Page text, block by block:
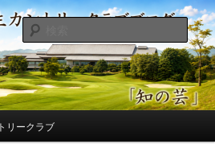
リークラブ総支配人
、コースの改修・更新作業、ゴルフに関する随
に発信します。
検
索
リークラブ